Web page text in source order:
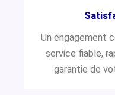
Un engagement
service fiable,
garantie de